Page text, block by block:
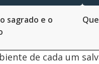
sagrado e o
de cada um